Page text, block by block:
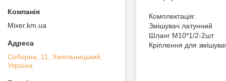
Комплектація:
Змішувач латунний
Шланг М10*1/2-2шт
Кріплення для
Mixer.km.ua
Соборна, 11, Хмельницький,
Україна